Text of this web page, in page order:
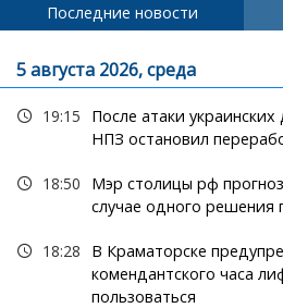
Последние новости
5 августа 2026, среда
19:15
После атаки
НПЗ остановил
18:50
Мэр столицы рф
случае одного решения
18:28
В Краматорске
комендантского часа
пользоваться